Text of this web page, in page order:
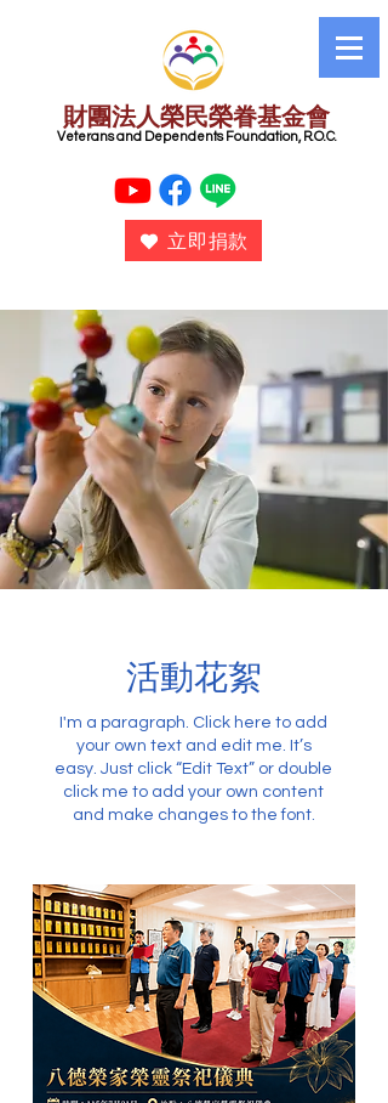
財團法人榮民榮眷基金會
​ Veterans and Dependents Foundation, R.O.C.
立即捐款
​活動花絮
I'm a paragraph. Click here to add
your own text and edit me. It’s
easy. Just click “Edit Text” or double
click me to add your own content
and make changes to the font.